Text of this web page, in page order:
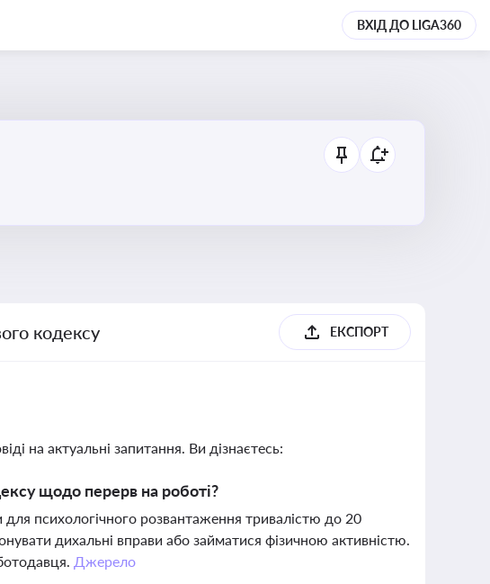
ВХІД ДО LIGA360
кодексу ЕКСПОРТ
на актуальні запитання. Ви дізнаєтесь:
щодо перерв на роботі?
психологічного розвантаження тривалістю до 20
дихальні вправи або займатися фізичною активністю.
Джерело